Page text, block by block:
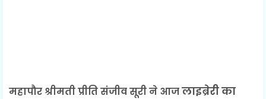
महापौर श्रीमती प्रीति संजीव सूरी ने आजलाइब्रेरी का